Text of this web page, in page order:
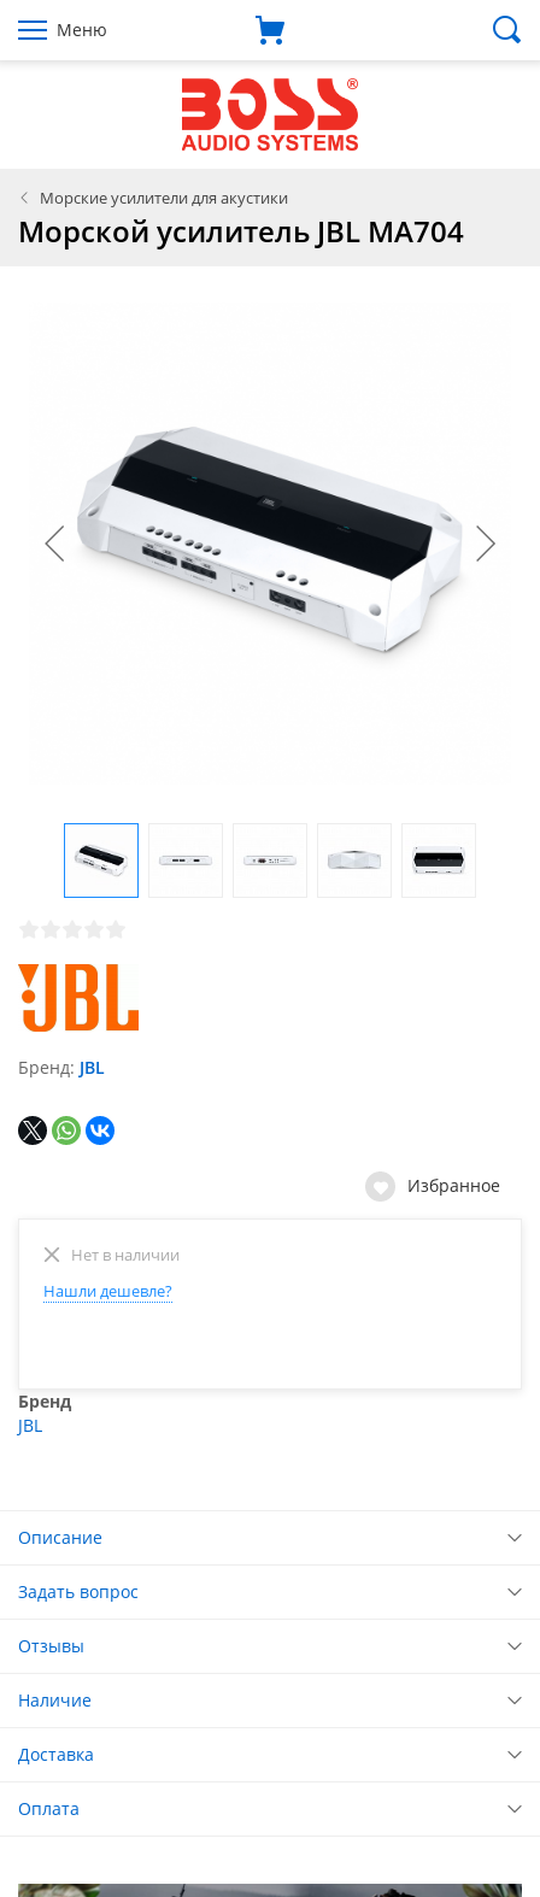
Меню
Морские усилители для акустики
Морской усилитель JBL MA704
Бренд JBL
Избранное
Нет в наличии
Нашли дешевле?
Бренд
JBL
Описание
Задать вопрос
Отзывы
Наличие
Доставка
Оплата